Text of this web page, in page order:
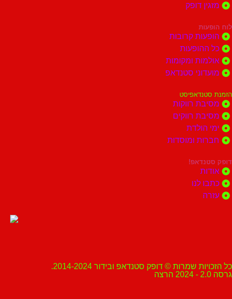
מזגין דופק
לוח הופעות
הופעות קרובות
כל ההופעות
אולמות ומקומות
מועדוני סטנדאפ
הזמנת סטנדאפיסט
מסיבת רווקות
מסיבת רווקים
ימי הולדת
חברות ומוסדות
דופק סטנדאפ!
אודות
כתבו לנו
עזרה
כל הזכויות שמרות © דופק סטנדאפ ובידור 2014-2024.
גרסה 2.0 - 2024 הרצה